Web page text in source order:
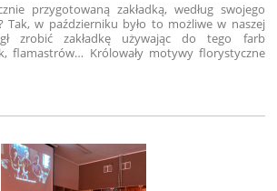
przygotowaną zakładką, według swojego
Tak, w październiku było to możliwe w naszej
zrobić zakładkę używając do tego farb
flamastrów… Królowały motywy florystyczne